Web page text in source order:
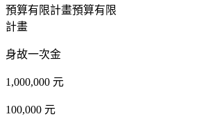
預算有限計畫預算有限
計畫
身故一次金
1,000,000 元
100,000 元